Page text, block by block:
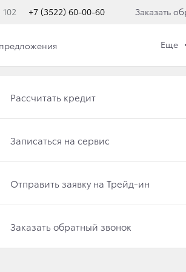
+7 (3522) 60-00-60 Заказать
Получить консультацию по кредиту
Отправить заявку на Трейд-ин
Записаться на сервис
Заказать обратный звонок
Рассчитать кредит
Записаться на сервис
Отправить заявку на Трейд-ин
Заказать обратный звонок
Еще
И